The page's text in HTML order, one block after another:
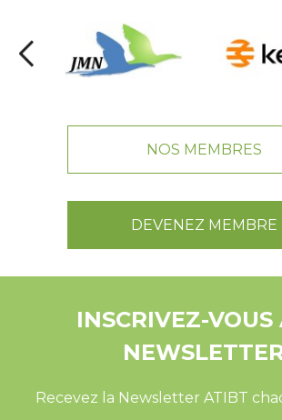
NOS MEMBRES
DEVENEZ MEMBRE
INSCRIVEZ-VOUS
Recevez la Newsletter ATIBT